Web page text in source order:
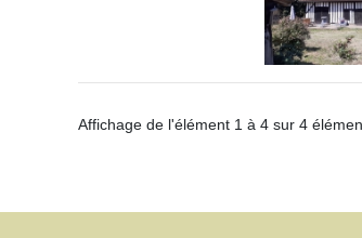
Affichage de l'élément 1 à 4 sur 4